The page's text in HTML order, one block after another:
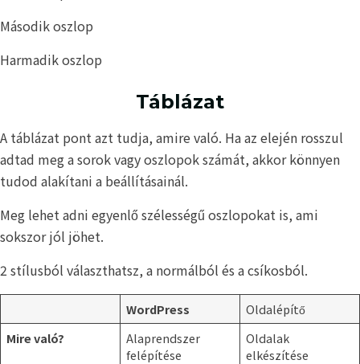
Második oszlop
Harmadik oszlop
Táblázat
A táblázat pont azt tudja, amire való. Ha az elején rosszul
adtad meg a sorok vagy oszlopok számát, akkor könnyen
tudod alakítani a beállításainál.
Meg lehet adni egyenlő szélességű oszlopokat is, ami
sokszor jól jöhet.
2 stílusból választhatsz, a normálból és a csíkosból.
WordPress
Oldalépítő
Mire való?
Alaprendszer
felépítése
Oldalak
elkészítése